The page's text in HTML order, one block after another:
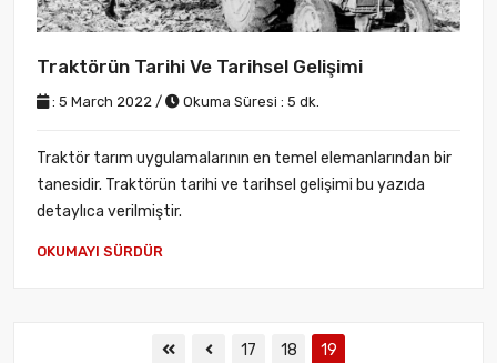
Traktörün Tarihi Ve Tarihsel Gelişimi
: 5 March 2022 / Okuma Süresi : 5 dk.
Traktör tarım uygulamalarının en temel elemanlarından bir
tanesidir. Traktörün tarihi ve tarihsel gelişimi bu yazıda
detaylıca verilmiştir.
OKUMAYI SÜRDÜR
17 18 19